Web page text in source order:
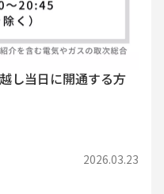
し当日に開通する方
2026.03.23